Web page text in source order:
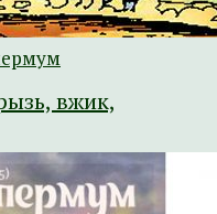
вжик,